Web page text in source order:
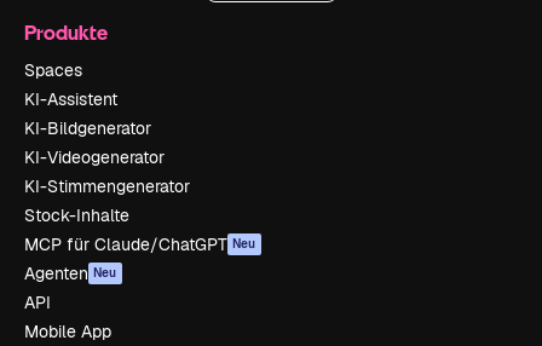
Produkte
Spaces
KI-Assistent
KI-Bildgenerator
KI-Videogenerator
KI-Stimmengenerator
Stock-Inhalte
MCP für Claude/ChatGPT Neu
Agenten Neu
API
Mobile App